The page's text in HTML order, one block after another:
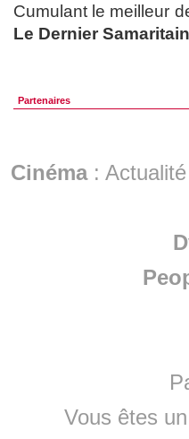
Cumulant le meilleur
Le Dernier Samaritain
Partenaires
Cinéma:
Vous êtes